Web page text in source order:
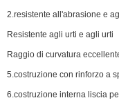
2.resistente
Resistente
Raggio di
5.costruzione con
6.costruzione interna liscia